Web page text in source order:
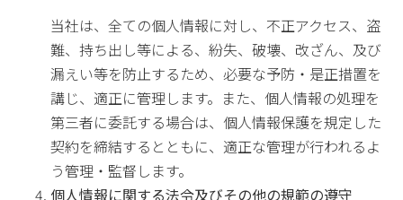
当社は、全ての個人情報に対し、不正アクセス、盗
難、持ち出し等による、紛失、破壊、改ざん、及び
漏えい等を防止するため、必要な予防・是正措置を
講じ、適正に管理します。また、個人情報の処理を
第三者に委託する場合は、個人情報保護を規定した
契約を締結するとともに、適正な管理が行われるよ
う管理・監督します。
個人情報に関する法令及びその他の規範の遵守